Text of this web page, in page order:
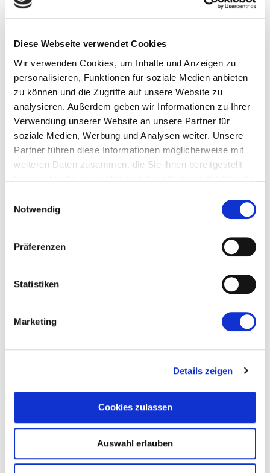
Diese Webseite verwendet Cookies
Wir verwenden Cookies, um Inhalte und Anzeigen zu
personalisieren, Funktionen für soziale Medien anbieten
zu können und die Zugriffe auf unsere Website zu
analysieren. Außerdem geben wir Informationen zu Ihrer
Verwendung unserer Website an unsere Partner für
soziale Medien, Werbung und Analysen weiter. Unsere
Partner führen diese Informationen möglicherweise mit
weiteren Daten zusammen, die Sie ihnen bereitgestellt
Notwendig
Präferenzen
Statistiken
Marketing
Details zeigen
Cookies zulassen
Auswahl erlauben
BROSCHÜREN
BLACKBOARD DOWNLOAD
Laden Sie unsere Broschüren herunter.
MESSETERMINE
MESSEN UND VERANSTALTUNGEN